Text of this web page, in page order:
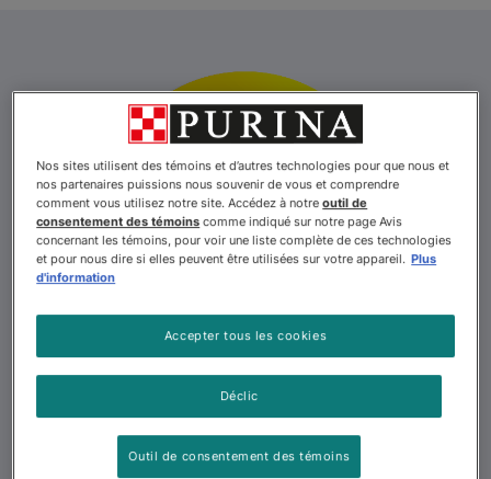
Contrôle des odeurs pendant 21 jours
Nos sites utilisent des témoins et d’autres technologies pour que nous et
nos partenaires puissions nous souvenir de vous et comprendre
comment vous utilisez notre site. Accédez à notreoutil de
consentement des témoins comme indiqué sur notre page Avis
concernant les témoins, pour voir une liste complète de ces technologies
et pour nous dire si elles peuvent être utilisées sur votre appareil. Plus
d'information
Déclic
Accepter tous les cookies
Outil de consentement des témoins